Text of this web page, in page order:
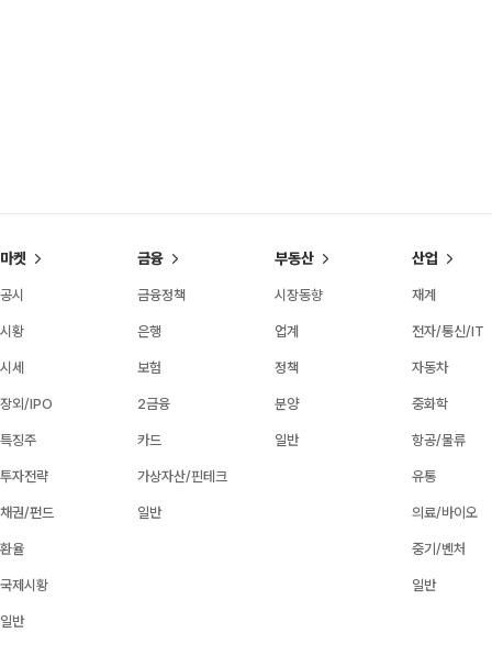
마켓
공시
시황
시세
장외/IPO
특징주
투자전략
채권/펀드
환율
국제시황
일반
금융
금융정책
은행
보험
2금융
카드
가상자산/핀테크
일반
부동산
시장동향
업계
정책
분양
일반
산업
재계
전자/통신/IT
자동차
중화학
항공/물류
유통
의료/바이오
중기/벤처
일반